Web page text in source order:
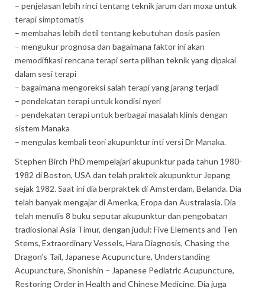
– penjelasan lebih rinci tentang teknik jarum dan moxa untuk
terapi simptomatis
– membahas lebih detil tentang kebutuhan dosis pasien
– mengukur prognosa dan bagaimana faktor ini akan
memodifikasi rencana terapi serta pilihan teknik yang dipakai
dalam sesi terapi
– bagaimana mengoreksi salah terapi yang jarang terjadi
– pendekatan terapi untuk kondisi nyeri
– pendekatan terapi untuk berbagai masalah klinis dengan
sistem Manaka
– mengulas kembali teori akupunktur inti versi Dr Manaka.
Stephen Birch PhD mempelajari akupunktur pada tahun 1980-
1982 di Boston, USA dan telah praktek akupunktur Jepang
sejak 1982. Saat ini dia berpraktek di Amsterdam, Belanda. Dia
telah banyak mengajar di Amerika, Eropa dan Australasia. Dia
telah menulis 8 buku seputar akupunktur dan pengobatan
tradiosional Asia Timur, dengan judul: Five Elements and Ten
Stems, Extraordinary Vessels, Hara Diagnosis, Chasing the
Dragon’s Tail, Japanese Acupuncture, Understanding
Acupuncture, Shonishin – Japanese Pediatric Acupuncture,
Restoring Order in Health and Chinese Medicine. Dia juga